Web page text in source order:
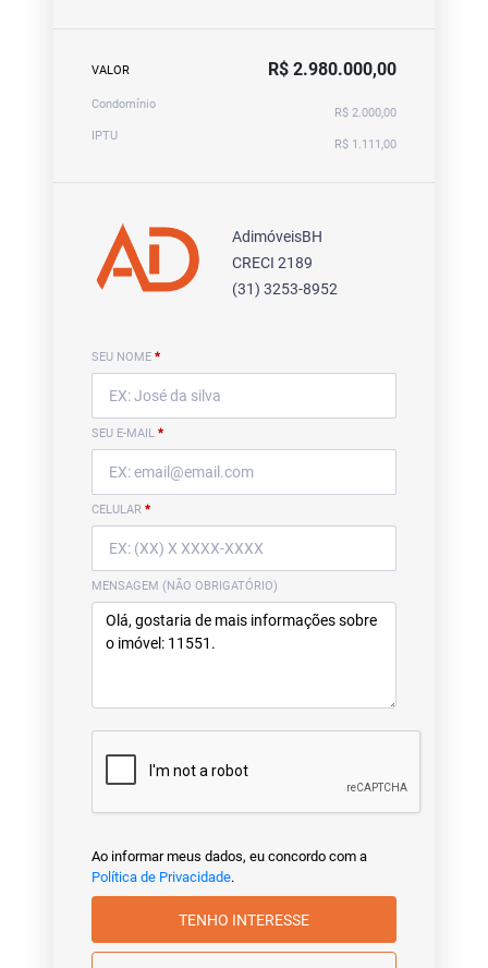
VALOR R$ 2.980.000,00
Condomínio
R$ 2.000,00
IPTU
R$ 1.111,00
AdimóveisBH
CRECI 2189
(31) 3253-8952
SEU NOME *
SEU E-MAIL *
CELULAR *
MENSAGEM (NÃO OBRIGATÓRIO)
Ao informar meus dados, eu concordo com a
Política de Privacidade.
TENHO INTERESSE